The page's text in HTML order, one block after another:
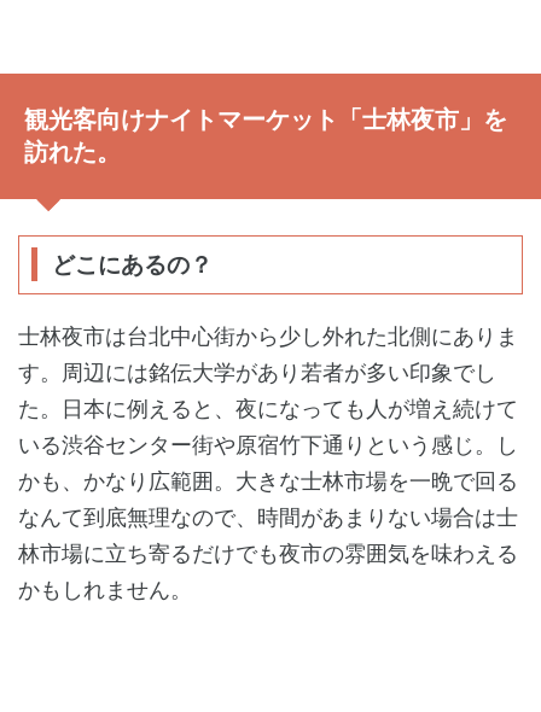
観光客向けナイトマーケット「士林夜市」を
訪れた。
どこにあるの？
士林夜市は台北中心街から少し外れた北側にありま
す。周辺には銘伝大学があり若者が多い印象でし
た。日本に例えると、夜になっても人が増え続けて
いる渋谷センター街や原宿竹下通りという感じ。し
かも、かなり広範囲。大きな士林市場を一晩で回る
なんて到底無理なので、時間があまりない場合は士
林市場に立ち寄るだけでも夜市の雰囲気を味わえる
かもしれません。